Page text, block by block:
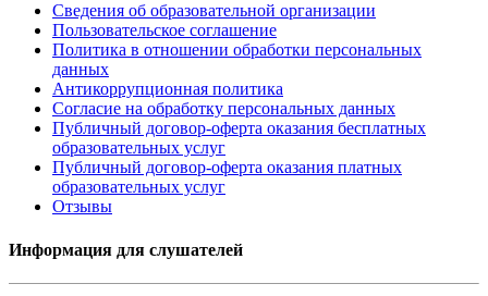
Сведения об образовательной организации
Пользовательское соглашение
Политика в отношении обработки персональных
данных
Антикоррупционная политика
Согласие на обработку персональных данных
Публичный договор-оферта оказания бесплатных
образовательных услуг
Публичный договор-оферта оказания платных
образовательных услуг
Отзывы
Информация для слушателей